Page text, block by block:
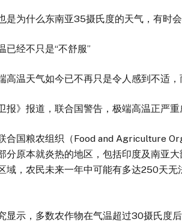
为什么东南亚35摄氏度的天气，有时会
经不只是“不舒服”
温天气如今已不再只是令人感到不适，
》报道，联合国警告，极端高温正严重
国粮农组织（Food and Agriculture
分原本就炎热的地区，包括印度及南亚
域，农民未来一年中可能有多达250天
示，多数农作物在气温超过30摄氏度后